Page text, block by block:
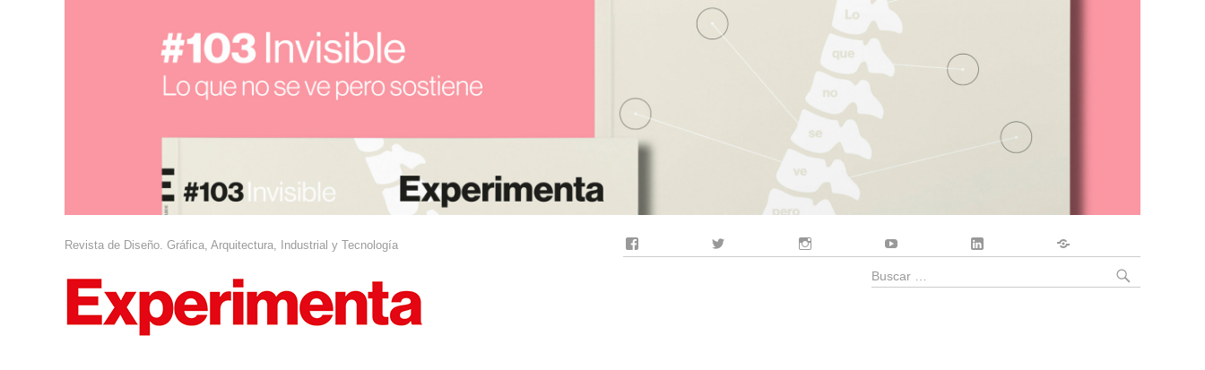
Revista de Diseño. Gráfica, Arquitectura, Industrial y Tecnología
Buscar